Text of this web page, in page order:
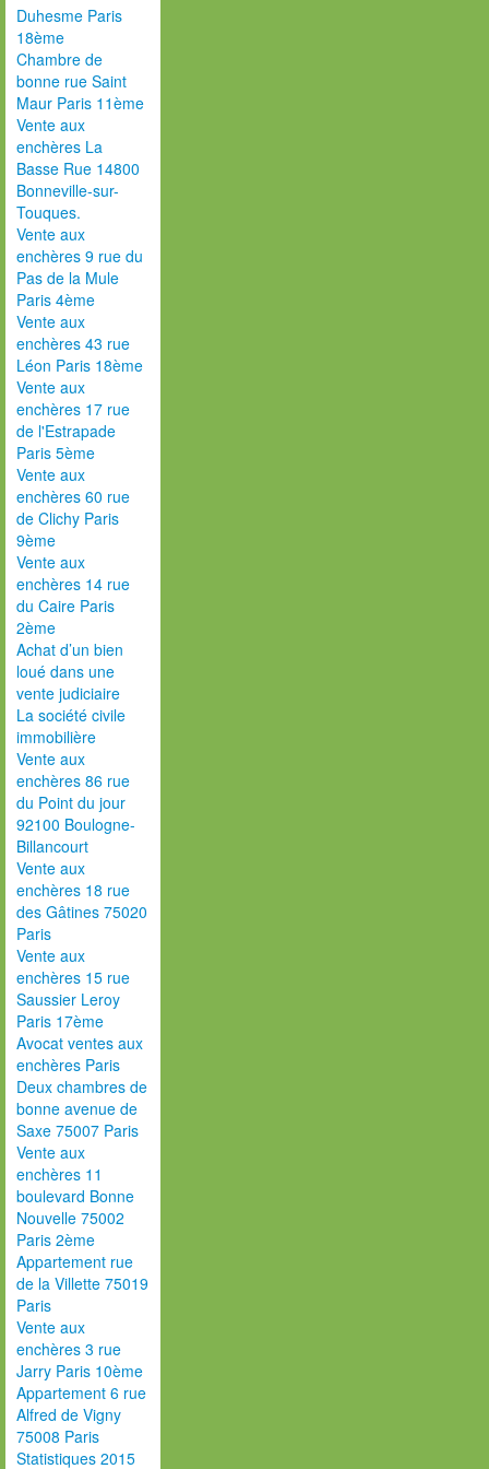
Duhesme Paris
18ème
Chambre de
bonne rue Saint
Maur Paris 11ème
Vente aux
enchères La
Basse Rue 14800
Bonneville-sur-
Touques.
Vente aux
enchères 9 rue du
Pas de la Mule
Paris 4ème
Vente aux
enchères 43 rue
Léon Paris 18ème
Vente aux
enchères 17 rue
de l'Estrapade
Paris 5ème
Vente aux
enchères 60 rue
de Clichy Paris
9ème
Vente aux
enchères 14 rue
du Caire Paris
2ème
Achat d’un bien
loué dans une
vente judiciaire
La société civile
immobilière
Vente aux
enchères 86 rue
du Point du jour
92100 Boulogne-
Billancourt
Vente aux
enchères 18 rue
des Gâtines 75020
Paris
Vente aux
enchères 15 rue
Saussier Leroy
Paris 17ème
Avocat ventes aux
enchères Paris
Deux chambres de
bonne avenue de
Saxe 75007 Paris
Vente aux
enchères 11
boulevard Bonne
Nouvelle 75002
Paris 2ème
Appartement rue
de la Villette 75019
Paris
Vente aux
enchères 3 rue
Jarry Paris 10ème
Appartement 6 rue
Alfred de Vigny
75008 Paris
Statistiques 2015